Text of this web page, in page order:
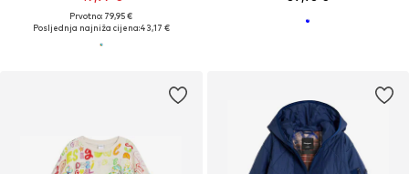
Prvotno: 79,95 €
Posljednja najniža cijena:43,17 €